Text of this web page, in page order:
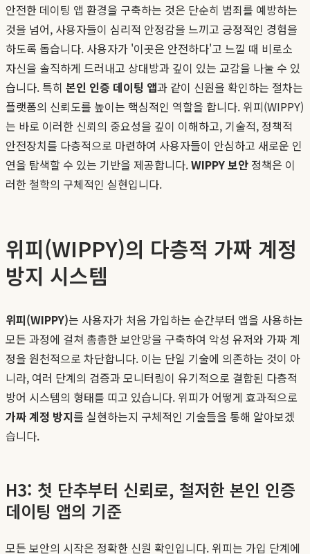
안전한 데이팅 앱 환경을 구축하는 것은 단순히 범죄를 예방하는
것을 넘어, 사용자들이 심리적 안정감을 느끼고 긍정적인 경험을
하도록 돕습니다. 사용자가 '이곳은 안전하다'고 느낄 때 비로소
자신을 솔직하게 드러내고 상대방과 깊이 있는 교감을 나눌 수 있
습니다. 특히 본인 인증 데이팅 앱과 같이 신원을 확인하는 절차는
플랫폼의 신뢰도를 높이는 핵심적인 역할을 합니다. 위피(WIPPY)
는 바로 이러한 신뢰의 중요성을 깊이 이해하고, 기술적, 정책적
안전장치를 다층적으로 마련하여 사용자들이 안심하고 새로운 인
연을 탐색할 수 있는 기반을 제공합니다.WIPPY 보안 정책은 이
러한 철학의 구체적인 실현입니다.
위피(WIPPY)의 다층적 가짜 계정
방지 시스템
위피(WIPPY)는 사용자가 처음 가입하는 순간부터 앱을 사용하는
모든 과정에 걸쳐 촘촘한 보안망을 구축하여 악성 유저와 가짜 계
정을 원천적으로 차단합니다. 이는 단일 기술에 의존하는 것이 아
니라, 여러 단계의 검증과 모니터링이 유기적으로 결합된 다층적
방어 시스템의 형태를 띠고 있습니다. 위피가 어떻게 효과적으로
가짜 계정 방지를 실현하는지 구체적인 기술들을 통해 알아보겠
습니다.
H3: 첫 단추부터 신뢰로, 철저한 본인 인증
데이팅 앱의 기준
모든 보안의 시작은 정확한 신원 확인입니다. 위피는 가입 단계에